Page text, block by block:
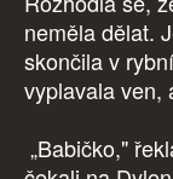
neměla dělat.
skončila v
vyplavala ven,
„Babičko,"